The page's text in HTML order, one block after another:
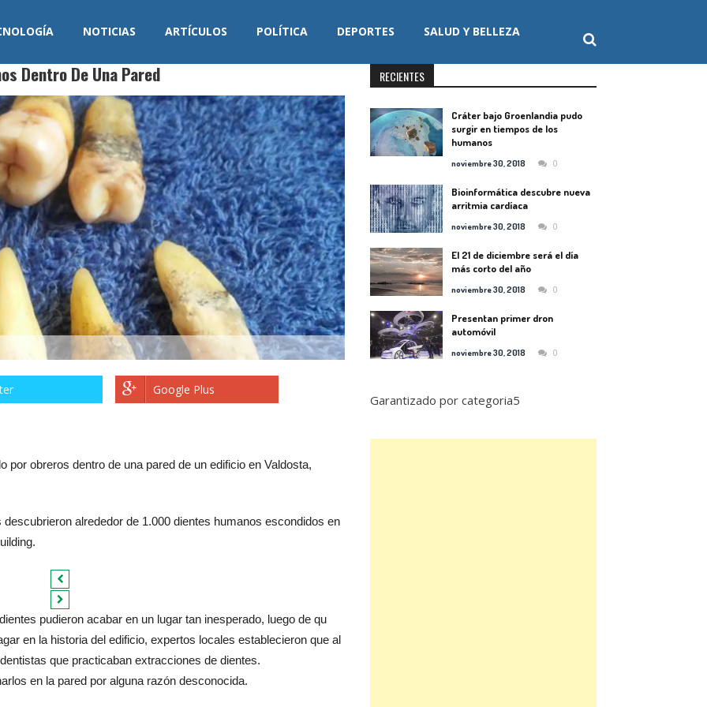
NOTICIAS ARTÍCULOS POLÍTICA DEPORTES SALUD Y BELLEZA
Dentro De Una Pared
Google Plus
por obreros dentro de una pared de un edificio en Valdosta,
alrededor de 1.000 dientes humanos escondidos en
pudieron acabar en un lugar tan inesperado, luego de qu
en la historia del edificio, expertos locales establecieron que al
que practicaban extracciones de dientes.
en la pared por alguna razón desconocida.
RECIENTES
Cráter bajo Groenlandia pudo
surgir en tiempos de los
humanos
noviembre 30, 2018 0
Bioinformática descubre nueva
arritmia cardíaca
noviembre 30, 2018 0
El 21 de diciembre será el día
más corto del año
noviembre 30, 2018 0
Presentan primer dron
automóvil
noviembre 30, 2018 0
Garantizado por categoria5